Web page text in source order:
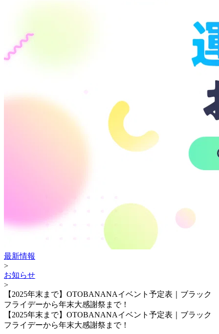
最新情報
>
お知らせ
>
【2025年末まで】OTOBANANAイベント予定表｜ブラック
フライデーから年末大感謝祭まで！
【2025年末まで】OTOBANANAイベント予定表｜ブラック
フライデーから年末大感謝祭まで！